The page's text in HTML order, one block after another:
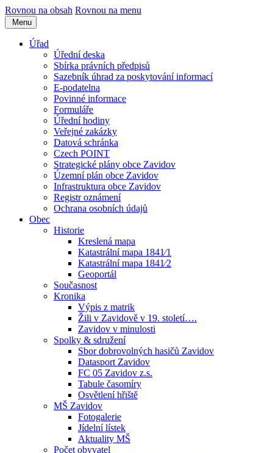
Rovnou na obsah Rovnou na menu
Menu
Úřad
Úřední deska
Sbírka právních předpisů
Sazebník úhrad za poskytování informací
E-podatelna
Povinné informace
Formuláře
Úřední hodiny
Veřejné zakázky
Datová schránka
Czech POINT
Strategické plány obce Zavidov
Územní plán obce Zavidov
Infrastruktura obce Zavidov
Registr oznámení
Ochrana osobních údajů
Obec
Historie
Kreslená mapa
Katastrální mapa 1841⁄1
Katastrální mapa 1841⁄2
Geoportál
Současnost
Kronika
Výpis z matrik
Žili v Zavidově v 19. století….
Zavidov v minulosti
Spolky & sdružení
Sbor dobrovolných hasičů Zavidov
Datasport Zavidov
FC 05 Zavidov z.s.
Tabule časomíry
Osvětlení hřiště
MŠ Zavidov
Fotogalerie
Jídelní lístek
Aktuality MŠ
Počet obyvatel